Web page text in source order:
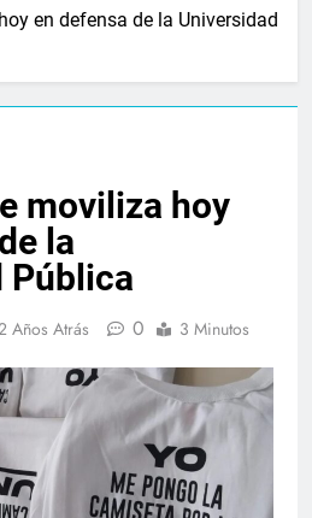
en defensa de la Universidad
moviliza hoy
la
Pública
Años Atrás 0 3 Minutos